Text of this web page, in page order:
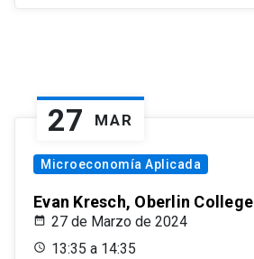
27 MAR
Microeconomía Aplicada
Evan Kresch, Oberlin College
27 de Marzo de 2024
13:35 a 14:35